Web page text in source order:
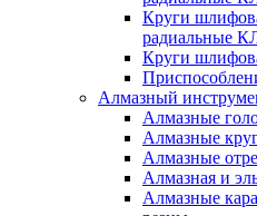
Круги
радиальные
Круги
Алмазный
Алмазные
Алмазные
Алмазные
Алмазная и
Алмазные